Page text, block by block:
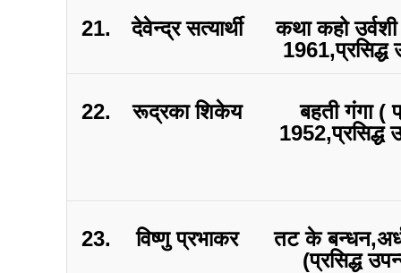
21. देवेन्द्र सत्यार्थी
कथा कहो
1961,प्रसिद्ध
22. रूद्रका शिकेय
बहती गंगा (
1952,प्रसिद्ध
23. विष्णु प्रभाकर
तट के
(प्रसिद्ध